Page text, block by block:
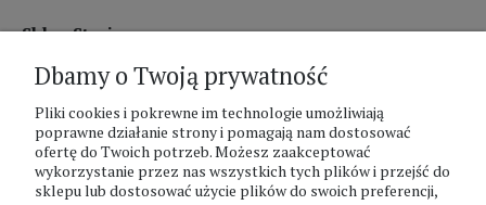
Sklep Stacjonarny czynny:
pon.-pt. 8:00 - 17:00
sobota 8:00 - 13:00
PHU Zagroda A.Szlaur
ZAGRODA Centrum Ogrodnicze
Dbamy o Twoją prywatność
Pliki cookies i pokrewne im technologie umożliwiają
poprawne działanie strony i pomagają nam dostosować
ofertę do Twoich potrzeb. Możesz zaakceptować
wykorzystanie przez nas wszystkich tych plików i przejść do
sklepu lub dostosować użycie plików do swoich preferencji,